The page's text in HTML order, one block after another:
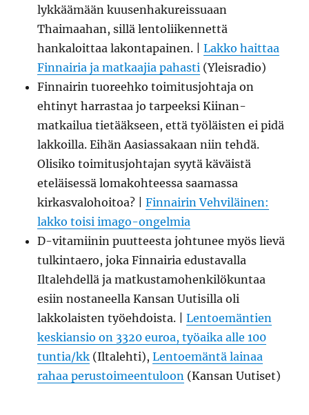
lykkäämään kuusenhakureissuaan
Thaimaahan, sillä lentoliikennettä
hankaloittaa lakontapainen. |Lakko haittaa
Finnairia ja matkaajia pahasti (Yleisradio)
Finnairin tuoreehko toimitusjohtaja on
ehtinyt harrastaa jo tarpeeksi Kiinan-
matkailua tietääkseen, että työläisten ei pidä
lakkoilla. Eihän Aasiassakaan niin tehdä.
Olisiko toimitusjohtajan syytä käväistä
eteläisessä lomakohteessa saamassa
kirkasvalohoitoa? |Finnairin Vehviläinen:
lakko toisi imago-ongelmia
D-vitamiinin puutteesta johtunee myös lievä
tulkintaero, joka Finnairia edustavalla
Iltalehdellä ja matkustamohenkilökuntaa
esiin nostaneella Kansan Uutisilla oli
lakkolaisten työehdoista. |Lentoemäntien
keskiansio on 3320 euroa, työaika alle 100
tuntia/kk (Iltalehti),Lentoemäntä lainaa
rahaa perustoimeentuloon (Kansan Uutiset)